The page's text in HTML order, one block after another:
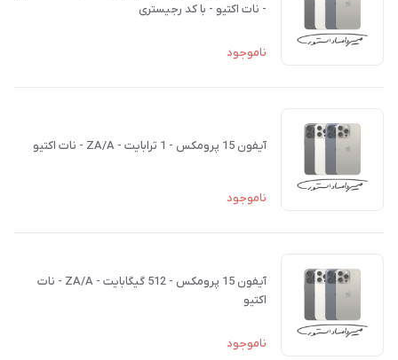
- نات اکتیو - با کد رجیستری
ناموجود
آیفون 15 پرومکس - 1 ترابایت - ZA/A - نات اکتیو
ناموجود
آیفون 15 پرومکس - 512 گیگابایت - ZA/A - نات
اکتیو
ناموجود